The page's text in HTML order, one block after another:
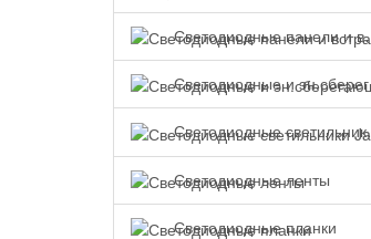
Светодиодные панели и встраиваемые светильники
Светодиодные и эн.сберегающие лампы
Светодиодные светильники Jazzway
Светодиодные ленты
Светодиодные планки